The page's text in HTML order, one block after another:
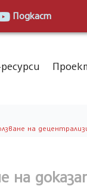
Подкаст
на
на